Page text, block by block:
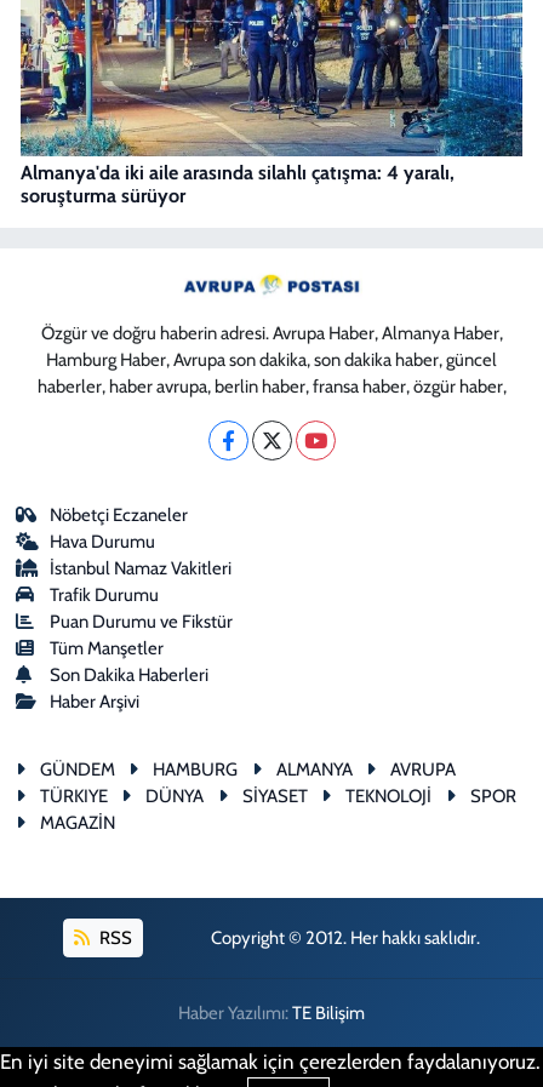
Almanya'da iki aile arasında silahlı çatışma: 4 yaralı,
soruşturma sürüyor
Özgür ve doğru haberin adresi. Avrupa Haber, Almanya Haber,
Hamburg Haber, Avrupa son dakika, son dakika haber, güncel
haberler, haber avrupa, berlin haber, fransa haber, özgür haber,
Nöbetçi Eczaneler
Hava Durumu
İstanbul Namaz Vakitleri
Trafik Durumu
Puan Durumu ve Fikstür
Tüm Manşetler
Son Dakika Haberleri
Haber Arşivi
GÜNDEM HAMBURG ALMANYA
AVRUPA
TÜRKIYE
DÜNYA SİYASET TEKNOLOJİ
SPOR
MAGAZİN
RSS Copyright © 2012. Her hakkı saklıdır.
Haber Yazılımı:TE Bilişim
En iyi site deneyimi sağlamak için çerezlerden faydalanıyoruz.